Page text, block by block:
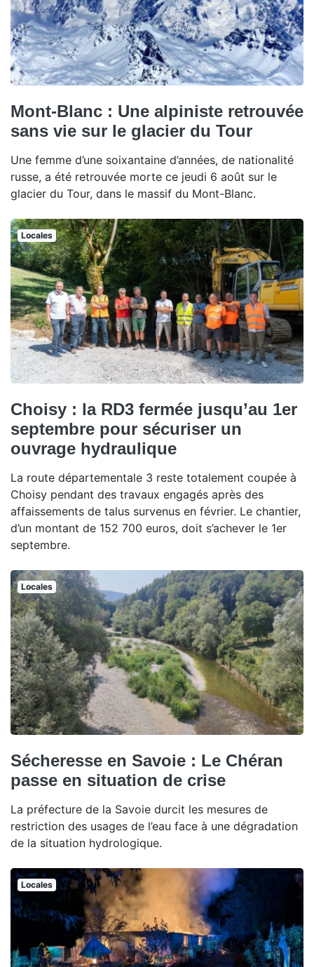
Mont-Blanc : Une alpiniste retrouvée
sans vie sur le glacier du Tour
Une femme d’une soixantaine d’années, de nationalité
russe, a été retrouvée morte ce jeudi 6 août sur le
glacier du Tour, dans le massif du Mont-Blanc.
Locales
Choisy : la RD3 fermée jusqu’au 1er
septembre pour sécuriser un
ouvrage hydraulique
La route départementale 3 reste totalement coupée à
Choisy pendant des travaux engagés après des
affaissements de talus survenus en février. Le chantier,
d’un montant de 152 700 euros, doit s’achever le 1er
septembre.
Locales
Sécheresse en Savoie : Le Chéran
passe en situation de crise
La préfecture de la Savoie durcit les mesures de
restriction des usages de l’eau face à une dégradation
de la situation hydrologique.
Locales